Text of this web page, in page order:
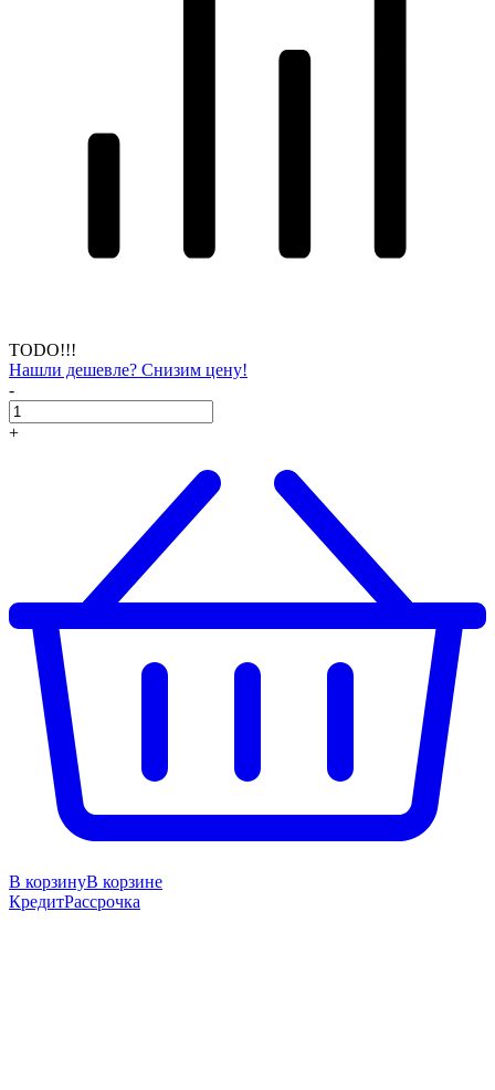
TODO!!!
Нашли дешевле? Снизим цену!
-
+
В корзинуВ корзине
КредитРассрочка